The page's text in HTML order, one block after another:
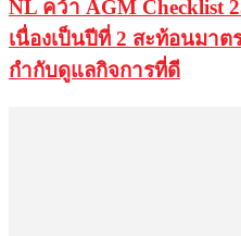
NL คว้า AGM Checklist
เนื่องเป็นปีที่ 2 สะท้อนมา
กำกับดูแลกิจการที่ดี